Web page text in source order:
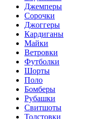
Джемперы
Сорочки
Джоггеры
Кардиганы
Майки
Ветровки
Футболки
Шорты
Поло
Бомберы
Рубашки
Свитшоты
Толстовки